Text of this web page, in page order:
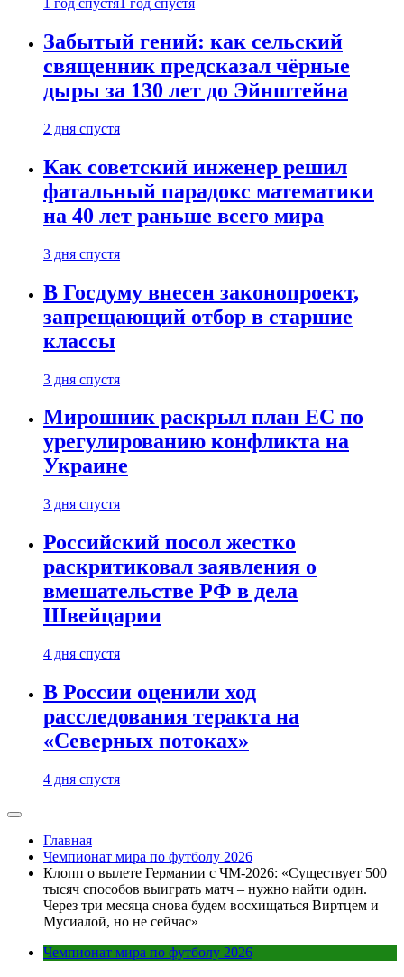
1 год спустя 1 год спустя
Забытый гений: как сельский
священник предсказал чёрные
дыры за 130 лет до Эйнштейна
2 дня спустя
Как советский инженер решил
фатальный парадокс математики
на 40 лет раньше всего мира
3 дня спустя
В Госдуму внесен законопроект,
запрещающий отбор в старшие
классы
3 дня спустя
Мирошник раскрыл план ЕС по
урегулированию конфликта на
Украине
3 дня спустя
Российский посол жестко
раскритиковал заявления о
вмешательстве РФ в дела
Швейцарии
4 дня спустя
В России оценили ход
расследования теракта на
«Северных потоках»
4 дня спустя
Главная
Чемпионат мира по футболу 2026
Клопп о вылете Германии с ЧМ-2026: «Существует 500
тысяч способов выиграть матч – нужно найти один.
Через три месяца снова будем восхищаться Виртцем и
Мусиалой, но не сейчас»
Чемпионат мира по футболу 2026